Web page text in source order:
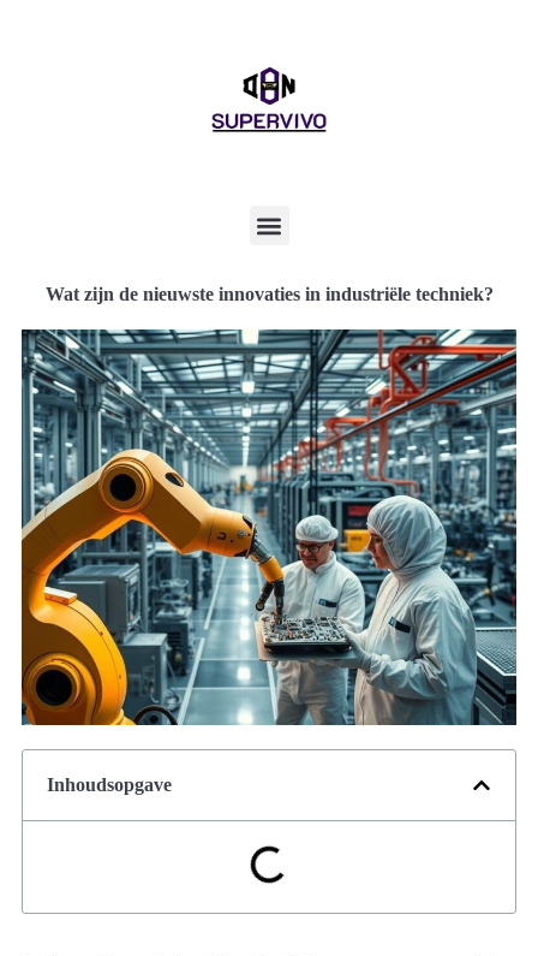
Wat zijn de nieuwste innovaties in industriële techniek?
Inhoudsopgave